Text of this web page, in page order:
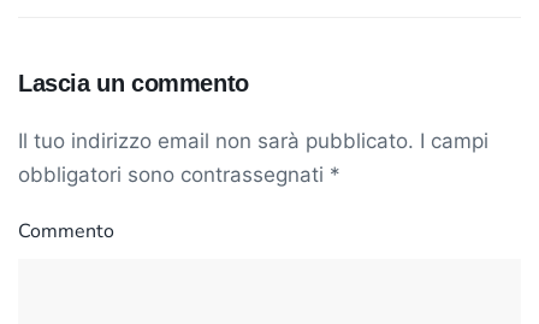
Lascia un commento
Il tuo indirizzo email non sarà pubblicato. I campi
obbligatori sono contrassegnati *
Commento